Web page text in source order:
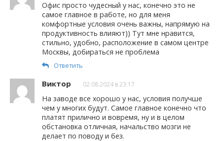
Офис просто чудесный у нас, конечно это не
самое главное в работе, но для меня
комфортные условия очень важны, напрямую на
продуктивность влияют)) Тут мне нравится,
стильно, удобно, расположение в самом центре
Москвы, добираться не проблема
Ответить
Виктор 02.08.2024 в 23:17
На заводе все хорошо у нас, условия получше
чем у многих будут. Самое главное конечно что
платят прилично и вовремя, ну и в целом
обстановка отличная, начальство мозги не
делает по поводу и без.